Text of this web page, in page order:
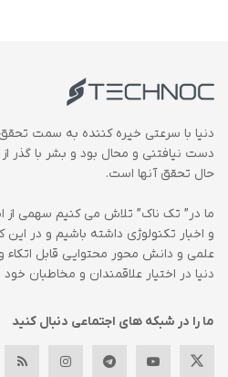
دنیا با سرعتی خیره کننده به سمت
دست نیافتنی و محال بود و بشر با گذر
حال تحقق آنها است.
ما در” تک ناک” تلاش می کنیم سهمی از
و اخبار تکنولوژی داشته باشیم و در
علمی و دانش محور محتوایی قابل اتکاء
دنیا در اختیار علاقمندان و مخاطبان
ما را در شبکه های اجتماعی دنبال کنید